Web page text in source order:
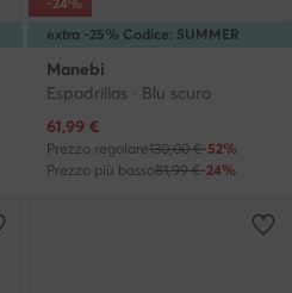
extra -25% Codice: SUMMER
Manebi
Espadrillas · Blu scuro
Prezzo attuale
61,99 €
Prezzo regolare130,00 €-52%
Prezzo più basso81,99 €-24%